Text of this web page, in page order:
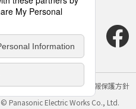
クッキーポリシー
個人情報保護方針
© Panasonic Electric Works Co., Ltd.